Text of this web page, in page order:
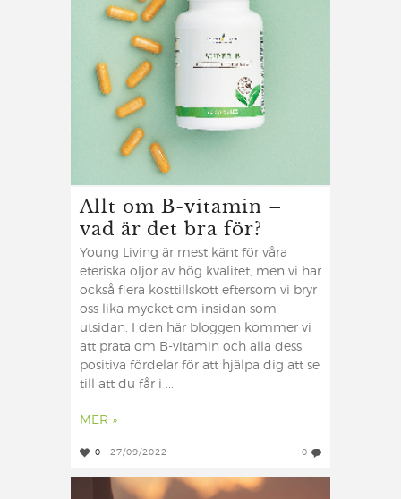
Allt om B-vitamin –
vad är det bra för?
Young Living är mest känt för våra
eteriska oljor av hög kvalitet, men vi har
också flera kosttillskott eftersom vi bryr
oss lika mycket om insidan som
utsidan. I den här bloggen kommer vi
att prata om B-vitamin och alla dess
positiva fördelar för att hjälpa dig att se
till att du får i ...
MER »
0 27/09/2022 0